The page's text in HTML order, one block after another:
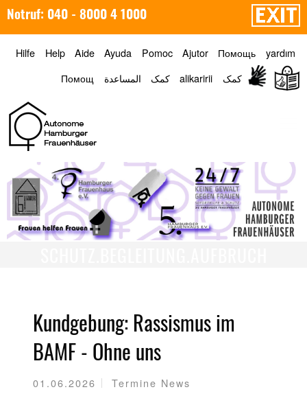
Notruf: 040 - 8000 4 1000
Hilfe Help Aide Ayuda Pomoc Ajutor Помощь
yardım
Помощ
المساعدة کمک alikaririi کمک
Kundgebung: Rassismus im
BAMF - Ohne uns
01.06.2026 Termine News